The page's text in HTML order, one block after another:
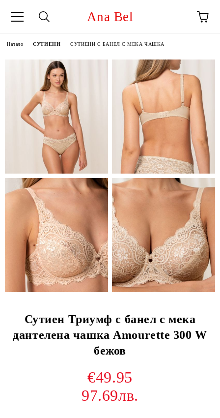
Ana Bel
Начало СУТИЕНИ СУТИЕНИ С БАНЕЛ С МЕКА ЧАШКА
Сутиен Триумф с банел с мека
дантелена чашка Amourette 300 W
бежов
€49.95
97.69лв.